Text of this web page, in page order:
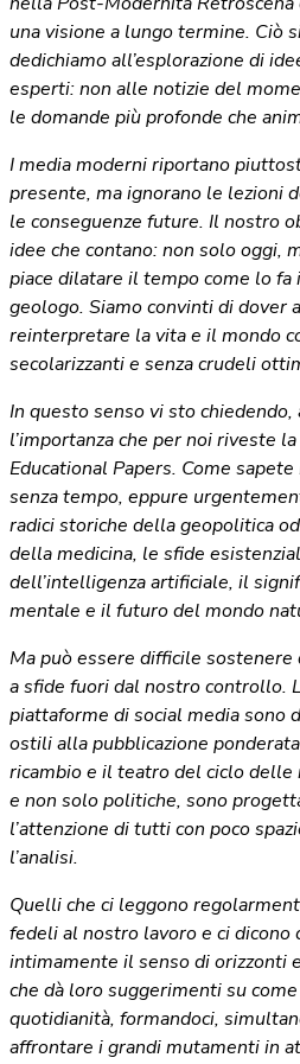
una visione a lungo termine. Ciò
dedichiamo all’esplorazione di
esperti: non alle notizie del
le domande più profonde che
I media moderni riportano
presente, ma ignorano le lezioni
le conseguenze future. Il nostro
idee che contano: non solo oggi,
piace dilatare il tempo come lo
geologo. Siamo convinti di dover
reinterpretare la vita e il mondo
secolarizzanti e senza crudeli
In questo senso vi sto chiedendo,
l’importanza che per noi riveste
Educational Papers. Come
senza tempo, eppure
radici storiche della geopolitica
della medicina, le sfide
dell’intelligenza artificiale, il
mentale e il futuro del mondo
Ma può essere difficile
a sfide fuori dal nostro controllo.
piattaforme di social media sono
ostili alla pubblicazione
ricambio e il teatro del ciclo delle
e non solo politiche, sono
l’attenzione di tutti con poco
l’analisi.
Quelli che ci leggono
fedeli al nostro lavoro e ci dicono
intimamente il senso di orizzonti
che dà loro suggerimenti su
quotidianità, formandoci,
affrontare i grandi mutamenti in